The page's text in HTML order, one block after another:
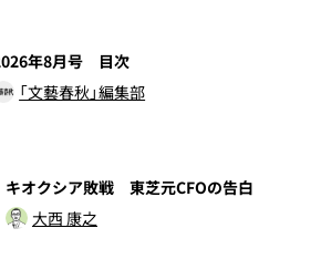
年8月号 目次
「文藝春秋」編集部
キオクシア敗戦 東芝元CFOの告白
大西 康之